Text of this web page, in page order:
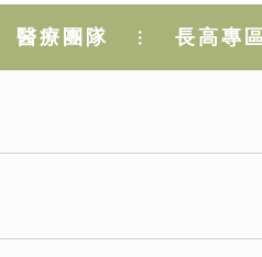
醫療團隊 長高專